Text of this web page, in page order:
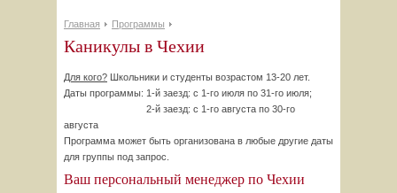
Главная Программы
Каникулы в Чехии
Для кого? Школьники и студенты возрастом 13-20 лет.
Даты программы: 1-й заезд: с 1-го июля по 31-го июля;
2-й заезд: с 1-го августа по 30-го
августа
Программа может быть организована в любые другие даты
для группы под запрос.
Ваш персональный менеджер по Чехии